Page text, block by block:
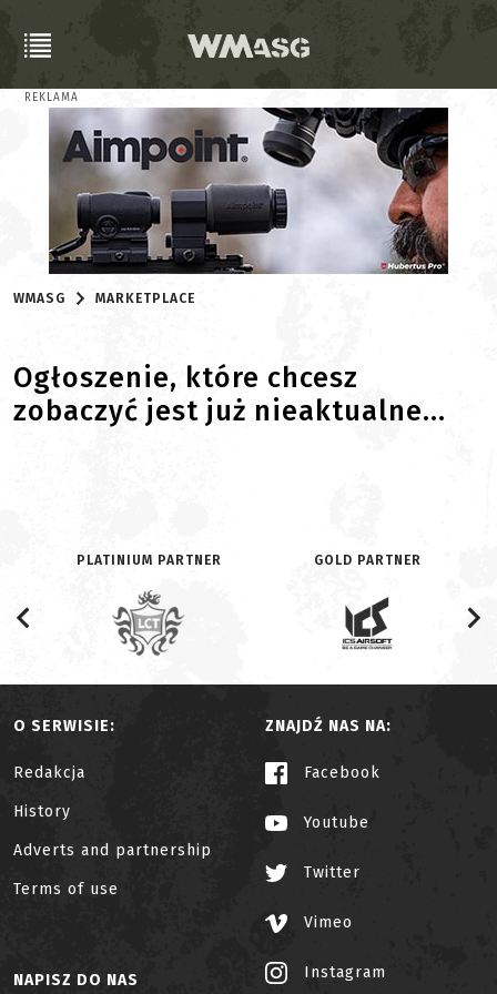
REKLAMA
WMASG MARKETPLACE
Ogłoszenie, które chcesz
zobaczyć jest już nieaktualne...
PLATINIUM PARTNER GOLD PARTNER
O SERWISIE:
Redakcja
History
Adverts and partnership
Terms of use
ZNAJDŹ NAS NA:
Facebook
Youtube
Twitter
Vimeo
Instagram
NAPISZ DO NAS